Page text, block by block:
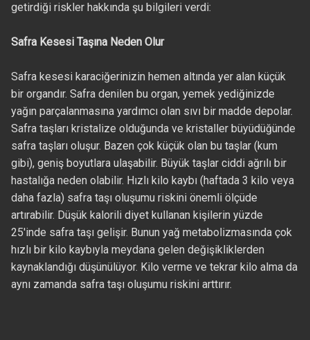
getirdiği riskler hakkında şu bilgileri verdi:
Safra Kesesi Taşına Neden Olur
Safra kesesi karaciğerinizin hemen altında yer alan küçük
bir organdır. Safra denilen bu organ, yemek yediğinizde
yağın parçalanmasına yardımcı olan sıvı bir madde depolar.
Safra taşları kristalize olduğunda ve kristaller büyüdüğünde
safra taşları oluşur. Bazen çok küçük olan bu taşlar (kum
gibi), geniş boyutlara ulaşabilir. Büyük taşlar ciddi ağrılı bir
hastalığa neden olabilir. Hızlı kilo kaybı (haftada 3 kilo veya
daha fazla) safra taşı oluşumu riskini önemli ölçüde
artırabilir. Düşük kalorili diyet kullanan kişilerin yüzde
25'inde safra taşı gelişir. Bunun yağ metabolizmasında çok
hızlı bir kilo kaybıyla meydana gelen değişikliklerden
kaynaklandığı düşünülüyor. Kilo verme ve tekrar kilo alma da
aynı zamanda safra taşı oluşumu riskini arttırır.